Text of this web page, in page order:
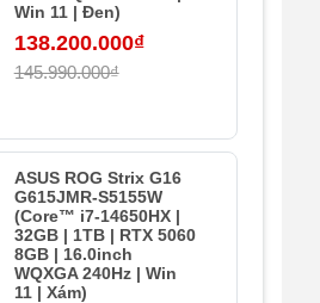
Win 11 | Đen)
138.200.000₫
145.990.000₫
ASUS ROG Strix G16
G615JMR-S5155W
(Core™ i7-14650HX |
32GB | 1TB | RTX 5060
8GB | 16.0inch
WQXGA 240Hz | Win
11 | Xám)